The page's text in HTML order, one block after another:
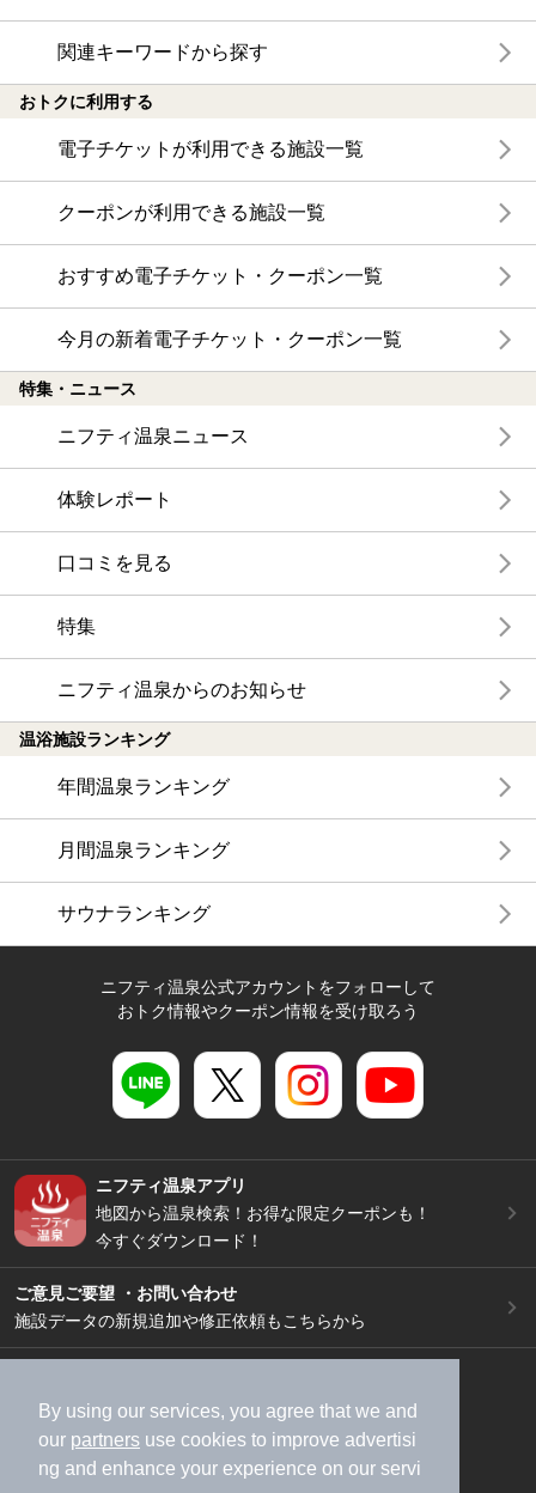
By using our services, you agree that we and
our partners use cookies to improve advertisi
ng and enhance your experience on our servi
関連キーワードから探す
おトクに利用する
電子チケットが利用できる施設一覧
クーポンが利用できる施設一覧
おすすめ電子チケット・クーポン一覧
今月の新着電子チケット・クーポン一覧
特集・ニュース
ニフティ温泉ニュース
体験レポート
口コミを見る
特集
ニフティ温泉からのお知らせ
温浴施設ランキング
年間温泉ランキング
月間温泉ランキング
サウナランキング
ニフティ温泉公式アカウントをフォローして
おトク情報やクーポン情報を受け取ろう
ニフティ温泉アプリ
地図から温泉検索！お得な限定クーポンも！
今すぐダウンロード！
ご意見ご要望 ・お問い合わせ
施設データの新規追加や修正依頼もこちらから
加盟店募集（資料請求）
広告出稿のご案内
利用規約
ライフスタイルMEMBERS+規約
特定商取引法に基づく表記
ヘルプ 採用情報